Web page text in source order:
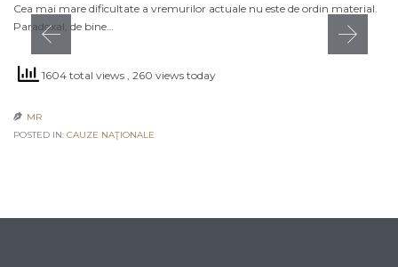
Cea mai mare dificultate a vremurilor actuale nu este de ordin material.
Paradoxal, de bine…
1604 total views , 260 views today
 MR
POSTED IN: CAUZE NAŢIONALE